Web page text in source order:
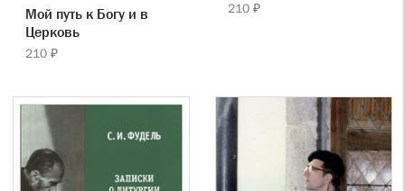
Мой путь к Богу и в
Церковь
210 ₽
210 ₽